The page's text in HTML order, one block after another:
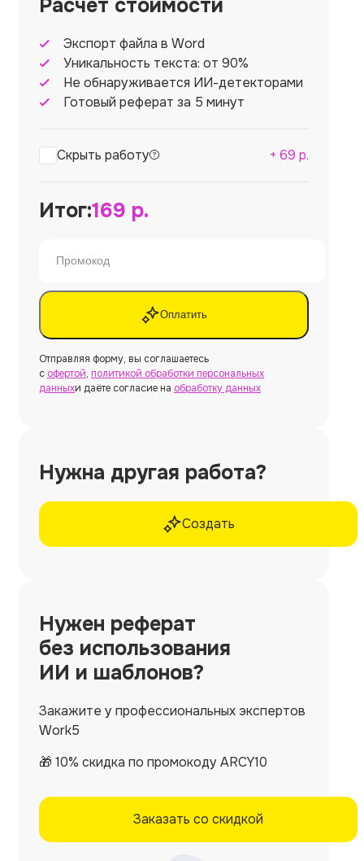
Расчет стоимости
Экспорт файла в Word
Уникальность текста: от 90%
Не обнаруживается ИИ-детекторами
Готовый реферат за 5 минут
Скрыть работу + 69 р.
Итог:169 р.
Оплатить
Отправляя форму, вы соглашаетесь
с офертой, политикой обработки персональных
данныхи даёте согласие на обработку данных
Нужна другая работа?
Создать
Нужен реферат
без использования
ИИ и шаблонов?
Закажите у профессиональных экспертов
Work5
🎁 10% скидка по промокоду ARCY10
Заказать со скидкой